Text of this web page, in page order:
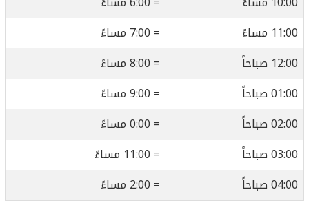
11:00 مساءً
= 7:00 مساءً
12:00 صباحاً
= 8:00 مساءً
01:00 صباحاً
= 9:00 مساءً
02:00 صباحاً
= 0:00 مساءً
03:00 صباحاً
= 11:00 مساءً
04:00 صباحاً
= 2:00 مساءً